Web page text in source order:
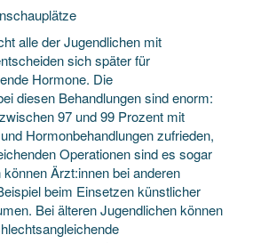
alle der Jugendlichen mit
sich später für
Hormone. Die
diesen Behandlungen sind enorm:
97 und 99 Prozent mit
Hormonbehandlungen zufrieden,
Operationen sind es sogar
Ärzt:innen bei anderen
beim Einsetzen künstlicher
Bei älteren Jugendlichen können